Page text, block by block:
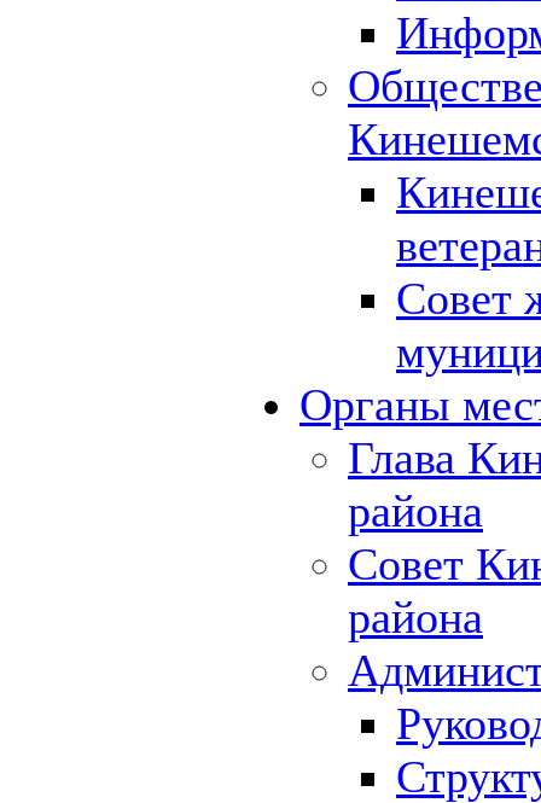
Совет
Органы
Глава
района
Совет
района